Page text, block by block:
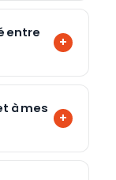
entre
à mes